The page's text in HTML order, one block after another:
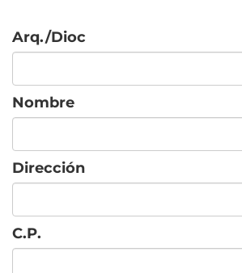
Arq./Dioc
Nombre
Dirección
C.P.